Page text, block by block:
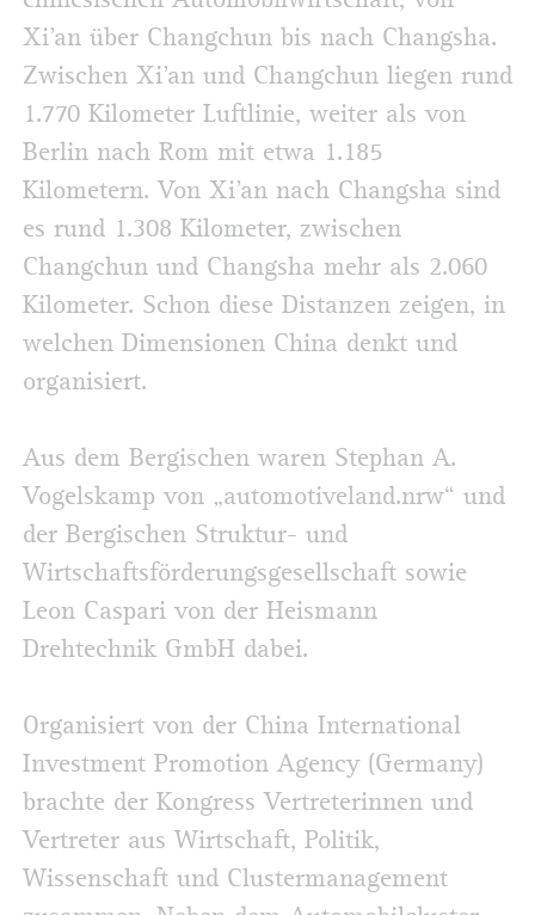
Xi’an über Changchun bis nach Changsha.
Zwischen Xi’an und Changchun liegen rund
1.770 Kilometer Luftlinie, weiter als von
Berlin nach Rom mit etwa 1.185
Kilometern. Von Xi’an nach Changsha sind
es rund 1.308 Kilometer, zwischen
Changchun und Changsha mehr als 2.060
Kilometer. Schon diese Distanzen zeigen, in
welchen Dimensionen China denkt und
organisiert.
Aus dem Bergischen waren Stephan A.
Vogelskamp von „automotiveland.nrw“ und
der Bergischen Struktur- und
Wirtschaftsförderungsgesellschaft sowie
Leon Caspari von der Heismann
Drehtechnik GmbH dabei.
Organisiert von der China International
Investment Promotion Agency (Germany)
brachte der Kongress Vertreterinnen und
Vertreter aus Wirtschaft, Politik,
Wissenschaft und Clustermanagement